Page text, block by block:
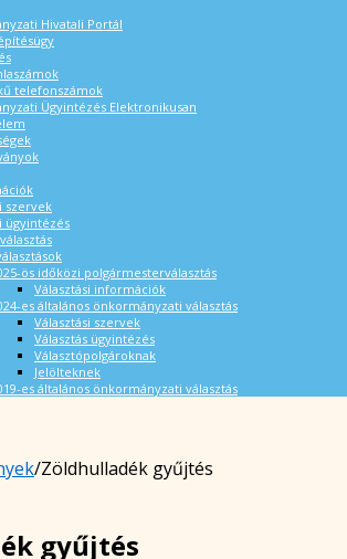
Hivatali Portál
telefonszámok
Ügyintézés Elektronikusan
szervek
ügyintézés
ös időközi polgármesterválasztás
Választási információk
es általános önkormányzati választás
Választási szervek
Választás ügyintézés
Választópolgároknak
Jelölteknek
es általános önkormányzati választás
/Zöldhulladék gyűjtés
gyűjtés